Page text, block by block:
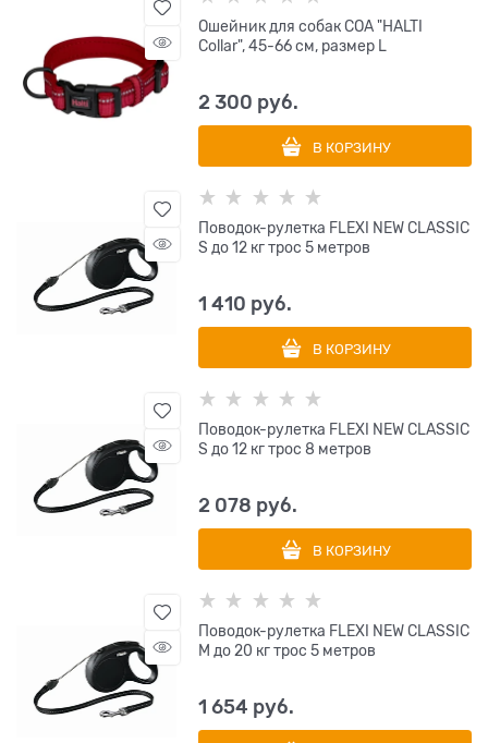
Ошейник для собак COA "HALTI
Collar", 45-66 см, размер L
2 300 руб.
В КОРЗИНУ
Поводок-рулетка FLEXI NEW CLASSIC
S до 12 кг трос 5 метров
1 410 руб.
В КОРЗИНУ
Поводок-рулетка FLEXI NEW CLASSIC
S до 12 кг трос 8 метров
2 078 руб.
В КОРЗИНУ
Поводок-рулетка FLEXI NEW CLASSIC
M до 20 кг трос 5 метров
1 654 руб.